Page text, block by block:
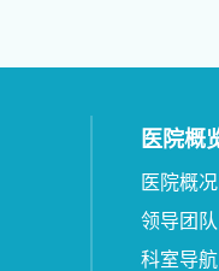
医院概
医院概况
领导团队
科室导航